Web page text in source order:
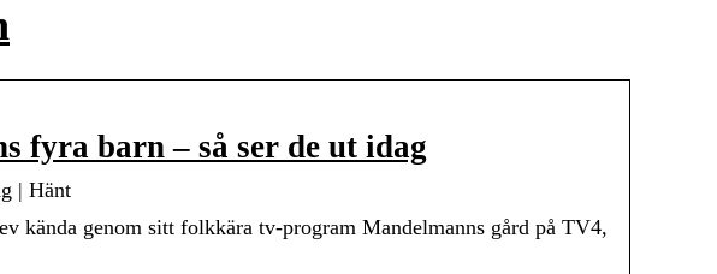
fyra barn – så ser de ut idag
| Hänt
kända genom sitt folkkära tv-program Mandelmanns gård på TV4,